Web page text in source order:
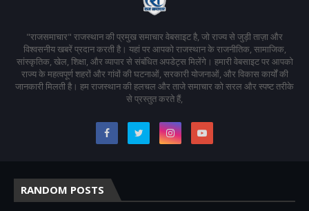
"राजसमाचार" राजस्थान की प्रमुख समाचार वेबसाइट है, जो राज्य से जुड़ी ताज़ा और
विश्वसनीय खबरें प्रदान करती है। यहां पर आपको राजस्थान के राजनीतिक, सामाजिक,
सांस्कृतिक, खेल, शिक्षा, और व्यापार से संबंधित अपडेट्स मिलेंगे। हमारी वेबसाइट पर आपको
राज्य के महत्वपूर्ण शहरों और गांवों की घटनाओं, सरकारी योजनाओं, और विकास कार्यों की
जानकारी मिलती है। हम राजस्थान की हलचल और ताजे समाचार को सरल और स्पष्ट तरीके
से प्रस्तुत करते हैं,
RANDOM POSTS